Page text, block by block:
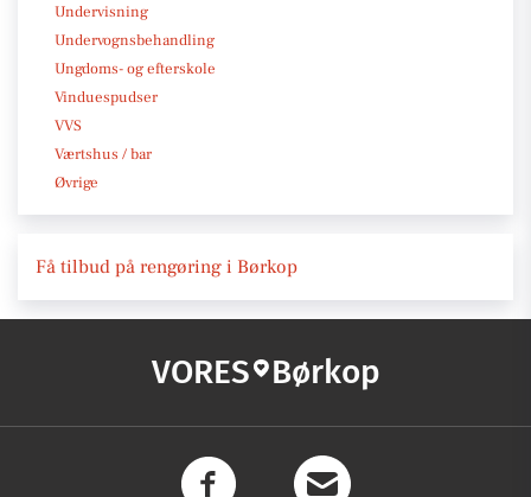
Undervisning
Undervognsbehandling
Ungdoms- og efterskole
Vinduespudser
VVS
Værtshus / bar
Øvrige
Få tilbud på rengøring i Børkop
VORES Børkop